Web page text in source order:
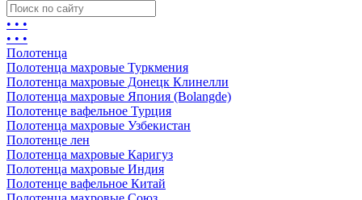
• • •
• • •
Полотенца
Полотенца махровые Туркмения
Полотенца махровые Донецк Клинелли
Полотенца махровые Япония (Bolangde)
Полотенце вафельное Турция
Полотенца махровые Узбекистан
Полотенце лен
Полотенца махровые Каригуз
Полотенца махровые Индия
Полотенце вафельное Китай